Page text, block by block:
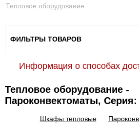
Тепловое оборудование
ФИЛЬТРЫ ТОВАРОВ
Информация о способах
Тепловое оборудование -
Пароконвектоматы, Серия:
Шкафы тепловые